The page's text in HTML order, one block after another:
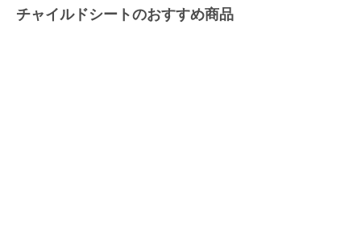
チャイルドシートのおすすめ商品